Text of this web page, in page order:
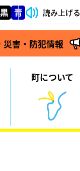
読み上げる
災害・防犯情報
町について